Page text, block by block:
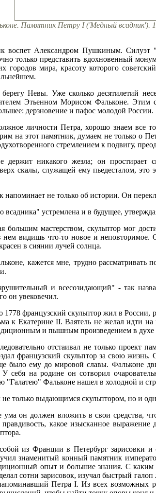
Памятник Петру I ('Медный всадник').
воспет Александром Пушкиным. Силуэт
только представить вдохновенный
городов мира, красоту которого
Невы. Уже сколько десятилетий
Этьенном Морисом Фальконе. Этим
дерзновение и пафос молодой России.
личности Петра, хорошо знаем все
на этот памятник, думаем не только о
стремлением к подвигу,
держит никакого жезла; он простирает
скалы, служащей ему пьедесталом,
напоминает не только об истории. Он
всадника" устремлена и в будущее,
большим мастерством, скульптор мог
нем видишь что-то новое и неповторимое.
в сиянии лучей солнца.
кажется мне, трудно рассматривать
и всесозидающий" - так
он увековечил.
1778 французский скульптор жил в
к Екатерине II. Ваятель не желал идти
и пышным произведением в духе
отстаивал не только проект
французский скульптор за свою
было ему до мировой славы. Фальконе
У себя на родине он сотворил
"Галатею" Фальконе нашел в холодной и
только выдающимся скульптором, но и
ума он должен вложить в свои средства,
правдивость, какое изысканное
из Франции в Петербург зарисовки
знаменитый конный памятник
опыт и большие знания. С каким
сотни зарисовок, изучал быстрый
Петра I. Из всех возможных